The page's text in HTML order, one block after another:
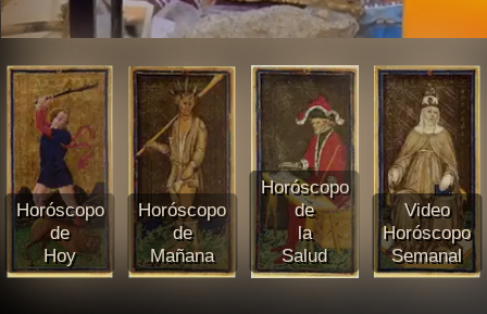
Horóscopo
de
Hoy
Horóscopo
de
Mañana
Horóscopo
de
la
Salud
Video
Horóscopo
Semanal